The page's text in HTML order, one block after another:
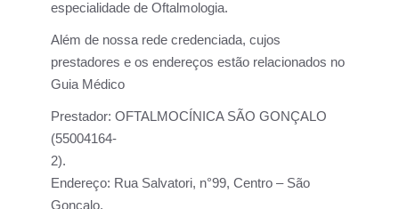
especialidade de Oftalmologia.
Além de nossa rede credenciada, cujos
prestadores e os endereços estão relacionados no
Guia Médico
Prestador: OFTALMOCÍNICA SÃO GONÇALO
(55004164-
2).
Endereço: Rua Salvatori, n°99, Centro – São
Gonçalo.